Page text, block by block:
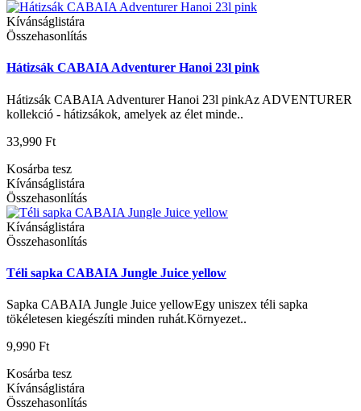
Kívánságlistára
Összehasonlítás
Hátizsák CABAIA Adventurer Hanoi 23l pink
Hátizsák CABAIA Adventurer Hanoi 23l pinkAz ADVENTURER
kollekció - hátizsákok, amelyek az élet minde..
33,990 Ft
Kosárba tesz
Kívánságlistára
Összehasonlítás
Kívánságlistára
Összehasonlítás
Téli sapka CABAIA Jungle Juice yellow
Sapka CABAIA Jungle Juice yellowEgy uniszex téli sapka
tökéletesen kiegészíti minden ruhát.Környezet..
9,990 Ft
Kosárba tesz
Kívánságlistára
Összehasonlítás